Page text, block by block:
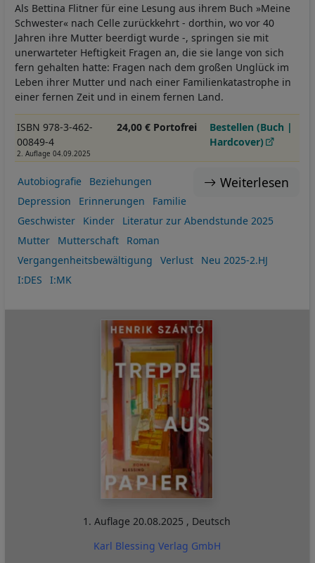
Als Bettina Flitner für eine Lesung aus ihrem Buch »Meine
Schwester« nach Celle zurückkehrt - dorthin, wo vor 40
Jahren ihre Mutter beerdigt wurde -, springen sie mit
unerwarteter Heftigkeit Fragen an, die sie lange von sich
fern gehalten hatte: Fragen nach dem großen Unglück im
Leben ihrer Mutter und nach einer Familienkatastrophe in
einer fernen Zeit und in einem fernen Land.
ISBN 978-3-462-
00849-4
2. Auflage 04.09.2025
24,00 € Portofrei
Bestellen (Buch |
Hardcover)
Weiterlesen
Autobiografie
Beziehungen
Depression
Erinnerungen
Familie
Geschwister
Kinder
Literatur zur Abendstunde 2025
Mutter
Mutterschaft
Roman
Vergangenheitsbewältigung
Verlust
Neu 2025-2.HJ
I:DES
I:MK
1. Auflage 20.08.2025 , Deutsch
Karl Blessing Verlag GmbH